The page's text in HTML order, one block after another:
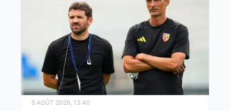
5 AOÛT 2026, 13:40